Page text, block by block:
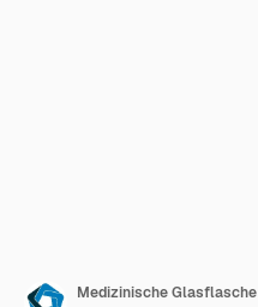
Medizinische Glasflasche